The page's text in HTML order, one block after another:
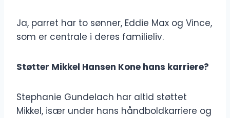
Ja, parret har to sønner, Eddie Max og Vince,
som er centrale i deres familieliv.
Støtter Mikkel Hansen Kone hans karriere?
Stephanie Gundelach har altid støttet
Mikkel, især under hans håndboldkarriere og